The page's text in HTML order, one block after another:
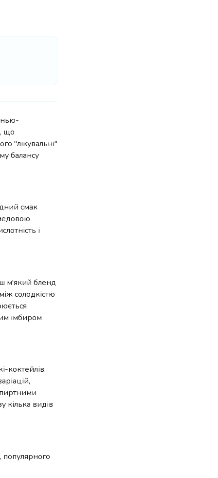
нью-
що
"лікувальні"
балансу
смак
і
м'який бленд
солодкістю
імбиром
коктейлів.
кілька видів
популярного